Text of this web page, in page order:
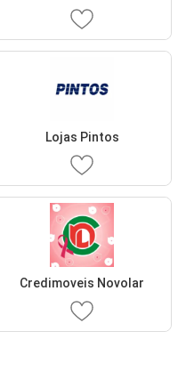
Lojas Pintos
Credimoveis Novolar